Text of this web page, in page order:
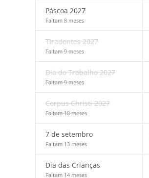
Páscoa 2027
Faltam 8 meses
Tiradentes 2027
Faltam 9 meses
Dia do Trabalho 2027
Faltam 9 meses
Corpus Christi 2027
Faltam 10 meses
7 de setembro
Faltam 13 meses
Dia das Crianças
Faltam 14 meses